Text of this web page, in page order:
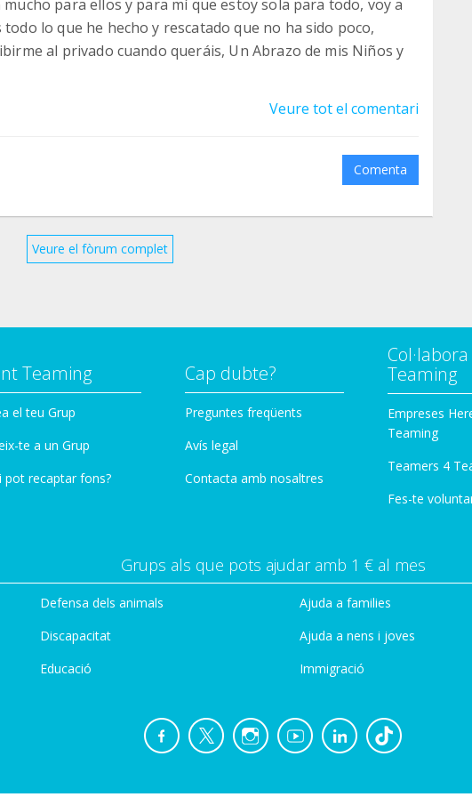
para ellos y para mí que estoy sola para todo, voy a
lo que he hecho y rescatado que no ha sido poco,
al privado cuando queráis, Un Abrazo de mis Niños y
Veure tot el comentari
Comenta
Veure el fòrum complet
Teaming
el teu Grup
te a un Grup
pot recaptar fons?
Cap dubte?
Preguntes freqüents
Avís legal
Contacta amb nosaltres
Teaming
Empreses
Teaming
Teamers 4
Fes-te
Grups als que pots ajudar amb 1 € al mes
Defensa dels animals
Discapacitat
Educació
Ajuda a families
Ajuda a nens i joves
Immigració